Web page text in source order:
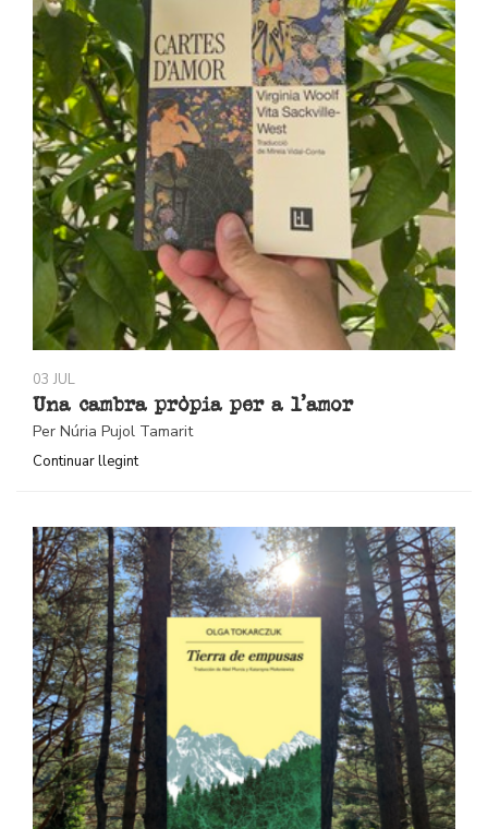
03 JUL
Una cambra pròpia per a l’amor
Per Núria Pujol Tamarit
Continuar llegint